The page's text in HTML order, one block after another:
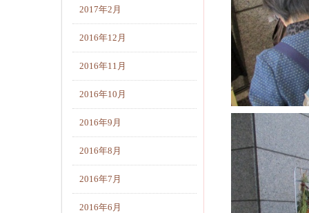
2017年2月
2016年12月
2016年11月
2016年10月
2016年9月
2016年8月
2016年7月
2016年6月